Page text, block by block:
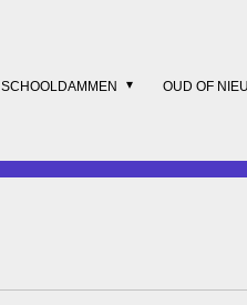
SCHOOLDAMMEN OUD OF